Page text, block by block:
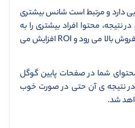
دارد و مرتبط است شانس بیشتری
در نتیجه، محتوا افراد بیشتری را به
سمت خود می کشد، فروش بالا می رود و ROI افزایش می
شما در صفحات پایین گوگل
نتیجه ی آن حتی در صورت خوب
شد.